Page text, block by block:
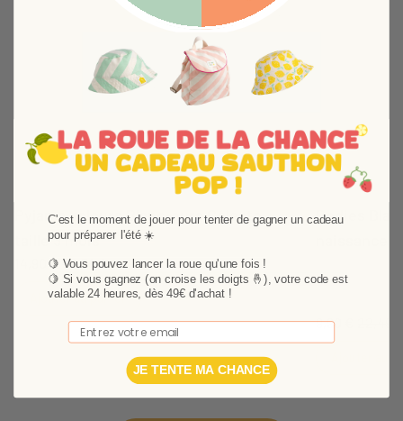
Pyjama velours Blanc-ours Céleste
taille 3 mois
14,90 € 30,79 €
Ajouter au panier
Bodies
étoilés en
9,90 €
Suivant
C'est le moment de jouer pour tenter de gagner un cadeau
pour préparer l'été ☀️
🍋 Vous pouvez lancer la roue qu'une fois !
🍋 Si vous gagnez (on croise les doigts 🤞), votre code est
valable 24 heures, dès 49€ d'achat !
Email
JE TENTE MA CHANCE